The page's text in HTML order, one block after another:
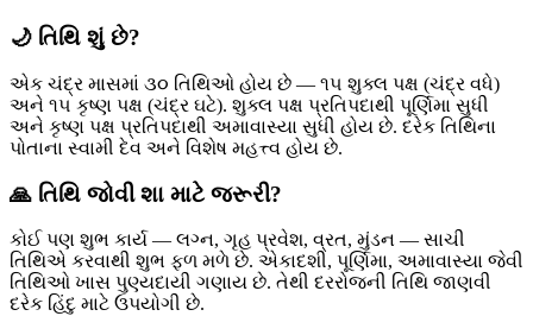
🌙 તિથિ શું છે?
એક ચંદ્ર માસમાં ૩૦ તિથિઓ હોય છે — ૧૫ શુક્લ પક્ષ (ચંદ્ર વધે)
અને ૧૫ કૃષ્ણ પક્ષ (ચંદ્ર ઘટે). શુક્લ પક્ષ પ્રતિપદાથી પૂર્ણિમા સુધી
અને કૃષ્ણ પક્ષ પ્રતિપદાથી અમાવાસ્યા સુધી હોય છે. દરેક તિથિના
પોતાના સ્વામી દેવ અને વિશેષ મહત્ત્વ હોય છે.
🙏 તિથિ જોવી શા માટે જરૂરી?
કોઈ પણ શુભ કાર્ય — લગ્ન, ગૃહ પ્રવેશ, વ્રત, મુંડન — સાચી
તિથિએ કરવાથી શુભ ફળ મળે છે. એકાદશી, પૂર્ણિમા, અમાવાસ્યા જેવી
તિથિઓ ખાસ પુણ્યદાયી ગણાય છે. તેથી દરરોજની તિથિ જાણવી
દરેક હિંદુ માટે ઉપયોગી છે.